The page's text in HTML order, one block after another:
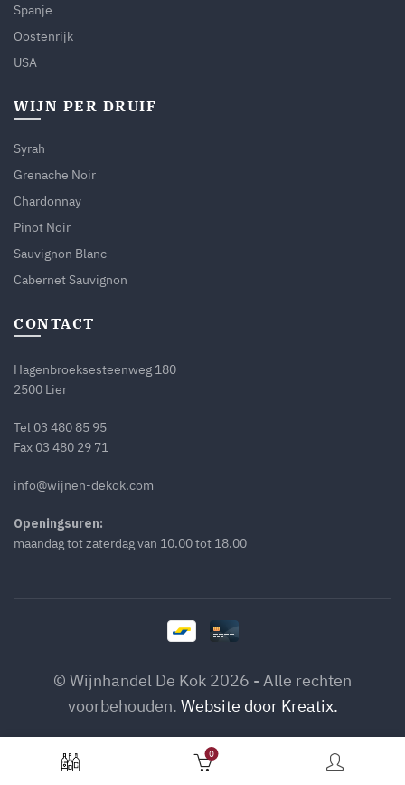
Spanje
Oostenrijk
USA
WIJN PER DRUIF
Syrah
Grenache Noir
Chardonnay
Pinot Noir
Sauvignon Blanc
Cabernet Sauvignon
CONTACT
Hagenbroeksesteenweg 180
2500 Lier
Tel 03 480 85 95
Fax 03 480 29 71
info@wijnen-dekok.com
Openingsuren:
maandag tot zaterdag van 10.00 tot 18.00
© Wijnhandel De Kok 2026 - Alle rechten
voorbehouden. Website door Kreatix.
0
Fogwell Syrah Swartland 2024 aantal
TOEVOEGEN AAN